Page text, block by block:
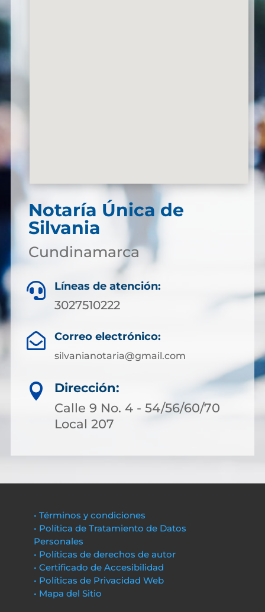
Notaría Única de
Silvania
Cundinamarca
 Líneas de atención:
3027510222
 Correo electrónico:
silvanianotaria@gmail.com

Dirección:
Calle 9 No. 4 - 54/56/60/70
Local 207
• Términos y condiciones
• Política de Tratamiento de Datos
Personales
• Políticas de derechos de autor
• Certificado de Accesibilidad
• Políticas de Privacidad Web
• Mapa del Sitio